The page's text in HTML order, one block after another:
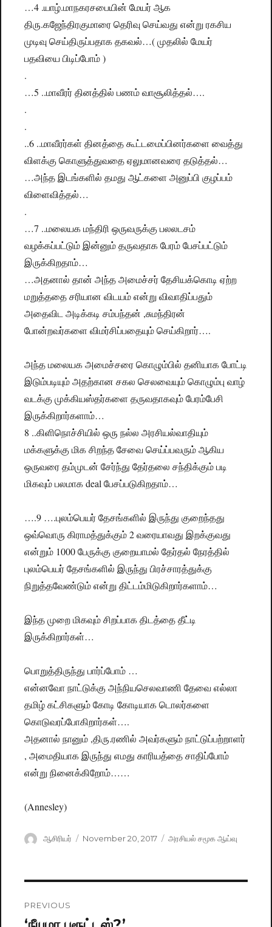
…4 .யாழ்.மாநகரசபையின் மேயர் ஆக
திரு.கஜேந்திரகுமாரை தெரிவு செய்வது என்று ரகசிய
முடிவு செய்திருப்பதாக தகவல்…( முதலில் மேயர்
பதவியை பிடிப்போம் )
.
…5 ..மாவீரர் தினத்தில் பணம் வாசூலித்தல்….
.
.
..6 ..மாவீரர்கள் தினத்தை கூட்டமைப்பினர்களை வைத்து
விளக்கு கொளுத்துவதை ஏலுமானவரை தடுத்தல்…
…அந்த இடங்களில் தமது ஆட்களை அனுப்பி குழப்பம்
விளைவித்தல்…
.
…7 ..மலையக மந்திரி ஒருவருக்கு பலலடசம்
வழக்கப்பட்டும் இன்னும் தருவதாக பேரம் பேசப்பட்டும்
இருக்கிறதாம்…
…அதனால் தான் அந்த அமைச்சர் தேசியக்கொடி ஏற்ற
மறுத்ததை சரியான விடயம் என்று விவாதிப்பதும்
அதைவிட அடிக்கடி சம்பந்தன் ,சுமந்திரன்
போன்றவர்களை விமர்சிப்பதையும் செய்கிறார்….
அந்த மலையக அமைச்சரை கொழும்பில் தனியாக போட்டி
இடும்படியும் அதற்கான சகல செலவையும் கொழும்பு வாழ்
வடக்கு முக்கியஸ்தர்களை தருவதாகவும் பேரம்பேசி
இருக்கிறார்களாம்…
8 ..கிளிநொச்சியில் ஒரு நல்ல அரசியல்வாதியும்
மக்களுக்கு மிக சிறந்த சேவை செய்ப்பவரும் ஆகிய
ஒருவரை தம்முடன் சேர்ந்து தேர்தலை சந்திக்கும் படி
மிகவும் பலமாக deal பேசப்படுகிறதாம்…
….9 ….புலம்பெயர் தேசங்களில் இருந்து குறைந்தது
ஒவ்வொரு கிராமத்துக்கும் 2 வரையாவது இறக்குவது
என்றும் 1000 பேருக்கு குறையாமல் தேர்தல் நேரத்தில்
புலம்பெயர் தேசங்களில் இருந்து பிரச்சாரத்துக்கு
நிறுத்தவேண்டும் என்று திட்டம்மிடுகிறார்களாம்…
இந்த முறை மிகவும் சிறப்பாக திடத்தை தீட்டி
இருக்கிறார்கள்…
பொறுத்திருந்து பார்ப்போம் …
என்னவோ நாட்டுக்கு அந்நியசெலவாணி தேவை எல்லா
தமிழ் கட்சிகளும் கோடி கோடியாக டொலர்களை
கொடுவரப்போகிறார்கள்….
அதனால் நானும் ,திரு.ரணில் அவர்களும் நாட்டுப்பற்றாளர்
, அமைதியாக இருந்து எமது காரியத்தை சாதிப்போம்
என்று நினைக்கிறோம்……
(Annesley)
Author
ஆசிரியர்
Posted
November 20, 2017 Categories
அரசியல் சமூக ஆய்வு
navigation
PREVIOUS
Previous